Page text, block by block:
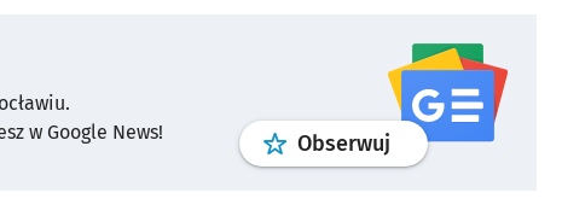
w Google News!
Obserwuj profilgoogle news